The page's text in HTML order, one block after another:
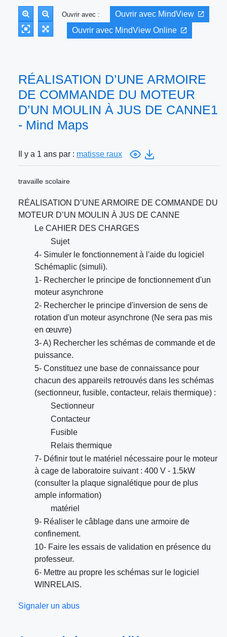
Ouvrir avec :
Ouvrir avec MindView
Ouvrir avec MindView Online
RÉALISATION D’UNE ARMOIRE
DE COMMANDE DU MOTEUR
D’UN MOULIN À JUS DE CANNE1
- Mind Maps
Il y a 1 ans par : matisse raux
travaille scolaire
RÉALISATION D’UNE ARMOIRE DE COMMANDE DU
MOTEUR D’UN MOULIN À JUS DE CANNE
Le CAHIER DES CHARGES
Sujet
4- Simuler le fonctionnement à l'aide du logiciel
Schémaplic (simuli).
1- Rechercher le principe de fonctionnement d'un
moteur asynchrone
2- Rechercher le principe d'inversion de sens de
rotation d'un moteur asynchrone (Ne sera pas mis
en œuvre)
3- A) Rechercher les schémas de commande et de
puissance.
5- Constituez une base de connaissance pour
chacun des appareils retrouvés dans les schémas
(sectionneur, fusible, contacteur, relais thermique) :
Sectionneur
Contacteur
Fusible
Relais thermique
7- Définir tout le matériel nécessaire pour le moteur
à cage de laboratoire suivant : 400 V - 1.5kW
(consulter la plaque signalétique pour de plus
ample information)
matériel
9- Réaliser le câblage dans une armoire de
confinement.
10- Faire les essais de validation en présence du
professeur.
6- Mettre au propre les schémas sur le logiciel
WINRELAIS.
Signaler un abus